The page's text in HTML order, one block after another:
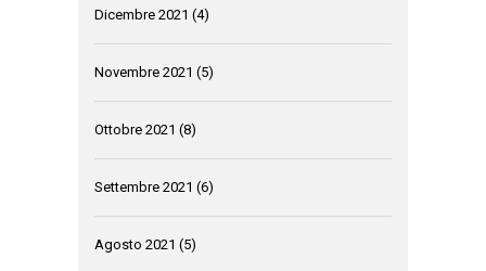
Dicembre 2021 (4)
Novembre 2021 (5)
Ottobre 2021 (8)
Settembre 2021 (6)
Agosto 2021 (5)